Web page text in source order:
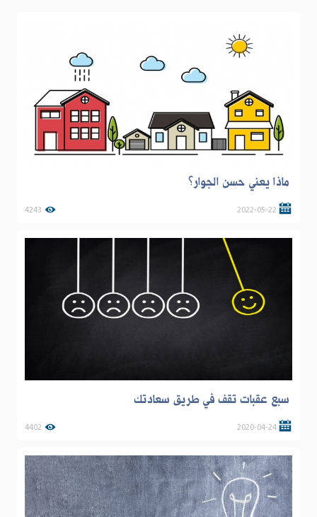
ماذا يعني حسن الجوار؟
2022-05-22
4243
سبع عقبات تقف في طريق سعادتك
2020-04-24
4402